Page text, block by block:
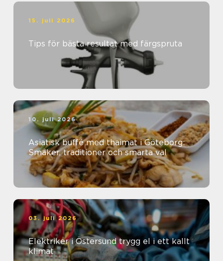
15. juli 2026
Tips för bästa resultat med färgspruta
10. juli 2026
Asiatisk buffé med thaimat i Göteborg:
Smaker, traditioner och smarta val
03. juli 2026
Elektriker i Östersund trygg el i ett kallt
klimat